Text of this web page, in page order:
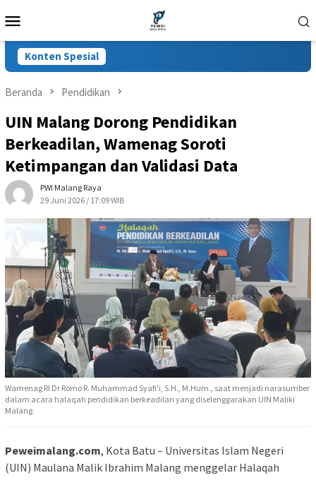
ke
Mobile
Konten Spesial
Beranda Pendidikan
UIN Malang Dorong Pendidikan
Berkeadilan, Wamenag Soroti
Ketimpangan dan Validasi Data
PWI Malang Raya
29 Juni 2026 / 17:09 WIB
Wamenag RI Dr Romo R. Muhammad Syafi'i, S.H., M.Hum., saat menjadi narasumber
dalam acara halaqah pendidikan berkeadilan yang diselenggarakan UIN Maliki
Malang.
Peweimalang.com, Kota Batu – Universitas Islam Negeri
(UIN) Maulana Malik Ibrahim Malang menggelar Halaqah